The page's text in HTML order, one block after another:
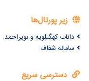
زیر پورتال‌ها
داناب کهگیلویه و بویراحمد
سامانه شفاف
دسترسی سریع